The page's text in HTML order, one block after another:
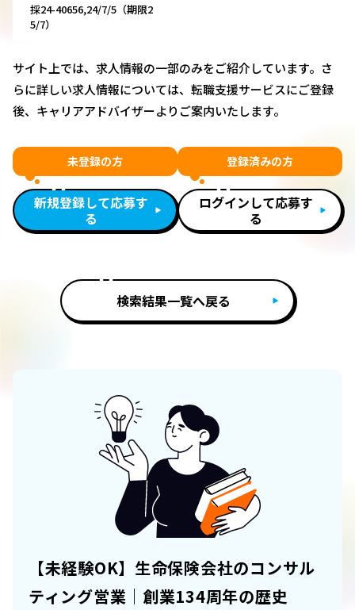
採24-40656,24/7/5（期限2
5/7）
サイト上では、求人情報の一部のみをご紹介しています。さ
らに詳しい求人情報については、転職支援サービスにご登録
後、キャリアアドバイザーよりご案内いたします。
未登録の方
新規登録して応募す
る
登録済みの方
ログインして応募す
る
検索結果一覧へ戻る
【未経験OK】生命保険会社のコンサル
ティング営業｜創業134周年の歴史